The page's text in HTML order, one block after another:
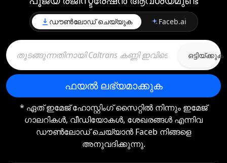
ഡൗൺലോഡ് ചെയ്യുക Faceb.ai
ഒട്ടിയ്ക്കുക
ഫയല്‍ ലഭ്യമാക്കുക
* ഏത് ഇമേജ് ഹോസ്റ്റിംഗ് സൈറ്റിൽ നിന്നും ഇമേജ്
ഗാലറികൾ, വീഡിയോകൾ, ശേഖരങ്ങൾ എന്നിവ
ഡൗൺലോഡ് ചെയ്യാൻ Faceb നിങ്ങളെ
അനുവദിക്കുന്നു.